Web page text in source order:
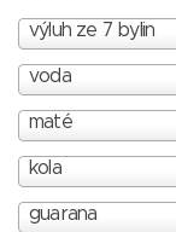
výluh ze 7 bylin
voda
maté
kola
guarana